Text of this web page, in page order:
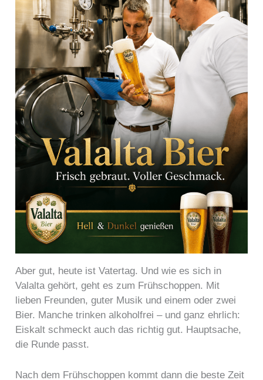
Aber gut, heute ist Vatertag. Und wie es sich in
Valalta gehört, geht es zum Frühschoppen. Mit
lieben Freunden, guter Musik und einem oder zwei
Bier. Manche trinken alkoholfrei – und ganz ehrlich:
Eiskalt schmeckt auch das richtig gut. Hauptsache,
die Runde passt.
Nach dem Frühschoppen kommt dann die beste Zeit